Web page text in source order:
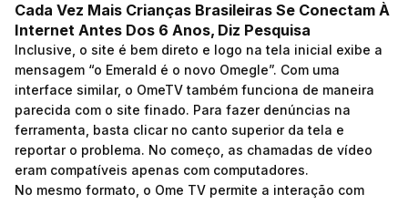
Cada Vez Mais Crianças Brasileiras Se Conectam À
Internet Antes Dos 6 Anos, Diz Pesquisa
Inclusive, o site é bem direto e logo na tela inicial exibe a
mensagem “o Emerald é o novo Omegle”. Com uma
interface similar, o OmeTV também funciona de maneira
parecida com o site finado. Para fazer denúncias na
ferramenta, basta clicar no canto superior da tela e
reportar o problema. No começo, as chamadas de vídeo
eram compatíveis apenas com computadores.
No mesmo formato, o Ome TV permite a interação com